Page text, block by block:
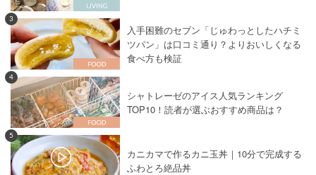
3
入手困難のセブン「じゅわっとしたハチミ
ツパン」は口コミ通り？よりおいしくなる
食べ方も検証
4
シャトレーゼのアイス人気ランキング
TOP10！読者が選ぶおすすめ商品は？
5
カニカマで作るカニ玉丼｜10分で完成する
ふわとろ絶品丼